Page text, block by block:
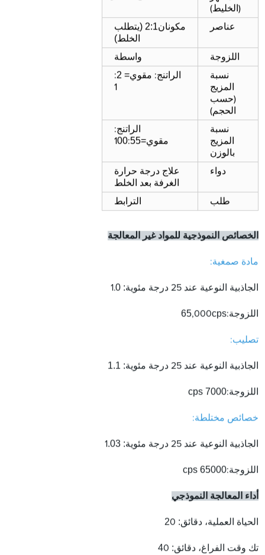
(الخليط)
عناصر
مكونان 2:1
(يتطلب
الخلط)
اللزوجة واسطة
نسبة
المزيج
(حسب
الحجم)
الراتنج: مقوي=
2
:
1
نسبة
المزيج
بالوزن
الراتنج:
مقوي=
100:55
دواء
علاج درجة حرارة
الغرفة بعد الخلط
طلب
الترابط
الخصائص النموذجية للمواد غير المعالجة
مادة صمغية:
الجاذبية النوعية عند 25 درجة مئوية :
1.0
اللزوجة: 65,000cps
تصليب:
الجاذبية النوعية عند 25 درجة مئوية :
1.1
اللزوجة:7000
cps
خصائص مختلطة:
الجاذبية النوعية عند 25 درجة مئوية :
1.03
اللزوجة:65000
cps
أداء المعالجة النموذجي
الحياة العملية، دقائق:
20
تك وقت الفراغ، دقائق:
40